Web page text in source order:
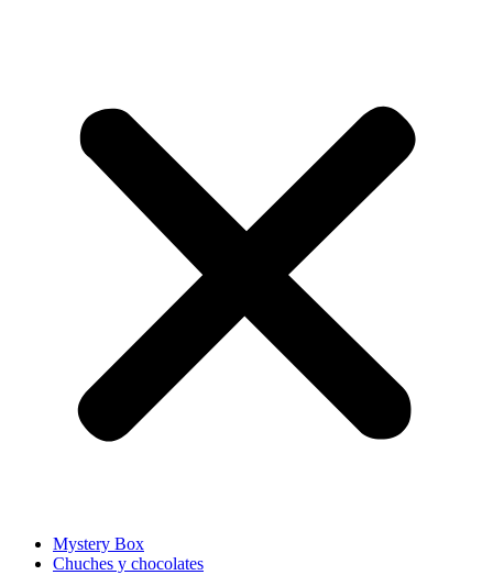
Mystery Box
Chuches y chocolates